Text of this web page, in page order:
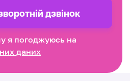
дзвінок
я погоджуюсь на
даних